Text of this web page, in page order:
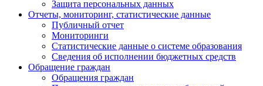
Защита персональных данных
Отчеты, мониторинг, статистические данные
Публичный отчет
Мониторинги
Статистические данные о системе образования
Сведения об исполнении бюджетных средств
Обращение граждан
Обращения граждан